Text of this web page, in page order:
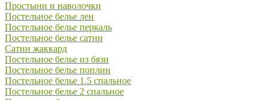
Простыни и наволочки
Постельное белье лен
Постельное белье перкаль
Постельное белье сатин
Сатин жаккард
Постельное белье из бязи
Постельное белье поплин
Постельное белье 1.5 спальное
Постельное белье 2 спальное